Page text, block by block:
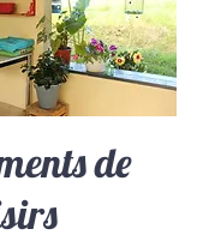
de